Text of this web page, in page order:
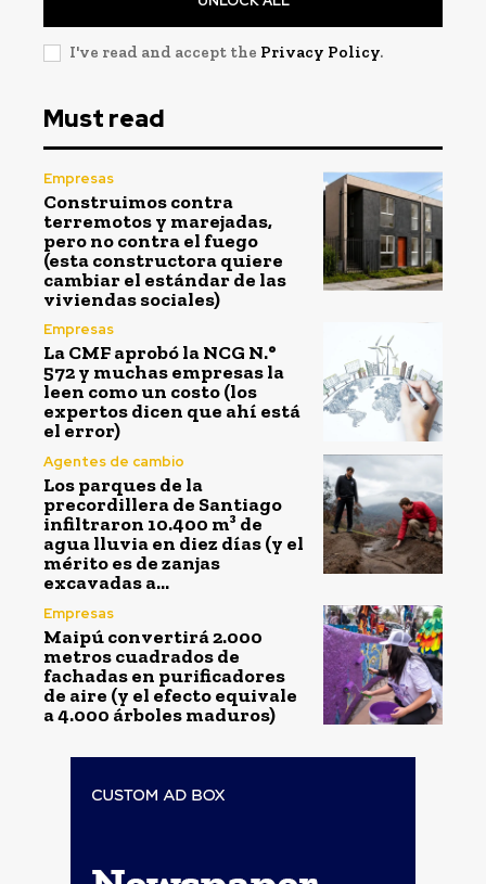
I've read and accept the Privacy Policy.
Must read
Empresas
Construimos contra
terremotos y marejadas,
pero no contra el fuego
(esta constructora quiere
cambiar el estándar de las
viviendas sociales)
Empresas
La CMF aprobó la NCG N.°
572 y muchas empresas la
leen como un costo (los
expertos dicen que ahí está
el error)
Agentes de cambio
Los parques de la
precordillera de Santiago
infiltraron 10.400 m³ de
agua lluvia en diez días (y el
mérito es de zanjas
excavadas a...
Empresas
Maipú convertirá 2.000
metros cuadrados de
fachadas en purificadores
de aire (y el efecto equivale
a 4.000 árboles maduros)